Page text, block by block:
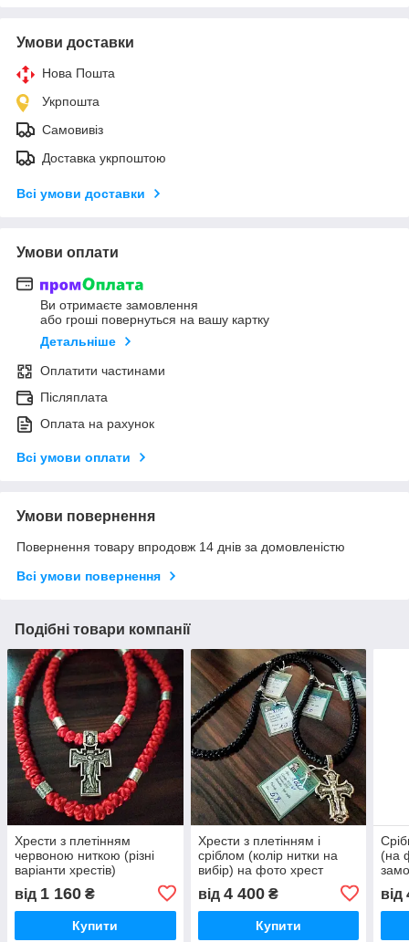
Умови доставки
Нова Пошта
Укрпошта
Самовивіз
Доставка укрпоштою
Всі умови доставки
Умови оплати
Ви отримаєте замовлення
або гроші повернуться на вашу картку
Детальніше
Оплатити частинами
Післяплата
Оплата на рахунок
Всі умови оплати
Умови повернення
Повернення товару впродовж 14 днів за домовленістю
Всі умови повернення
Подібні товари компанії
Хрести з плетінням
червоною ниткою (різні
варіанти хрестів)
від 1 160 ₴
Купити
Хрести з плетінням і
сріблом (колір нитки на
вибір) на фото хрест
від 4 400₴
Купити
(на
від